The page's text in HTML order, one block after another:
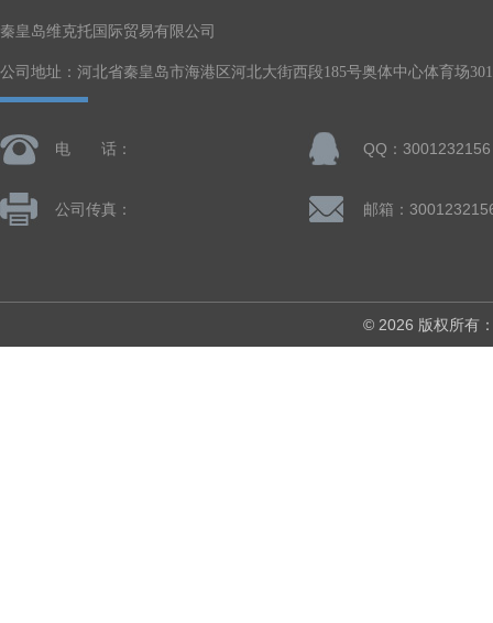
秦皇岛维克托国际贸易有限公司
公司地址：河北省秦皇岛市海港区河北大街西段185号奥体中心体育场
电 话： QQ：3001232156
公司传真： 邮箱：
© 2026 版权所有